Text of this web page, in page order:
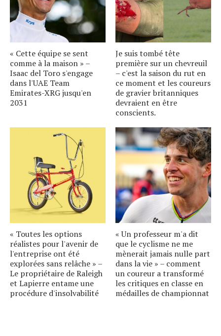
« Cette équipe se sent
comme à la maison » –
Isaac del Toro s'engage
dans l'UAE Team
Emirates-XRG jusqu'en
2031
Je suis tombé tête
première sur un chevreuil
– c'est la saison du rut en
ce moment et les coureurs
de gravier britanniques
devraient en être
conscients.
« Toutes les options
réalistes pour l'avenir de
l'entreprise ont été
explorées sans relâche » –
Le propriétaire de Raleigh
et Lapierre entame une
procédure d'insolvabilité
« Un professeur m'a dit
que le cyclisme ne me
mènerait jamais nulle part
dans la vie » – comment
un coureur a transformé
les critiques en classe en
médailles de championnat